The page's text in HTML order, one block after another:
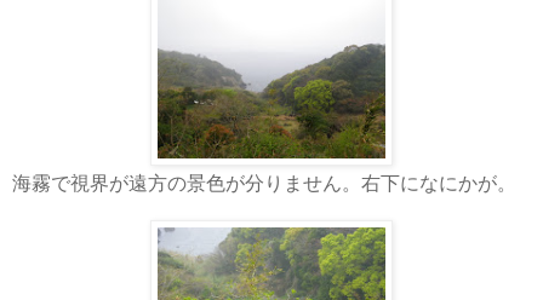
海霧で視界が遠方の景色が分りません。右下になにかが。